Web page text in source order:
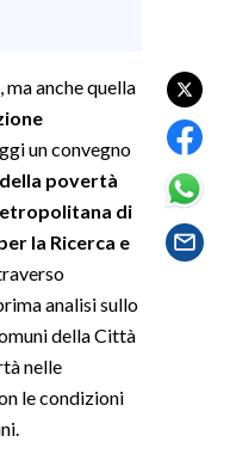
anche quella
un convegno
povertà
di
la Ricerca e
analisi sullo
della Città
nelle
le condizioni